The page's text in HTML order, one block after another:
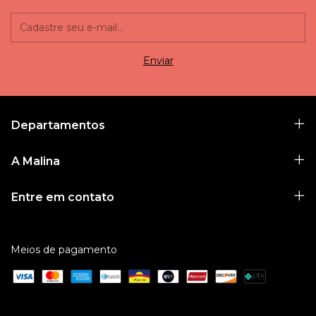
Departamentos
A Malina
Entre em contato
Meios de pagamento